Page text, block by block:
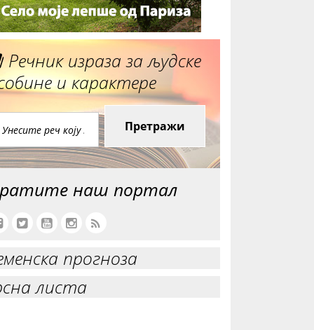
Речник израза за људске
и карактере
Претражи
наш портал
прогноза
листа